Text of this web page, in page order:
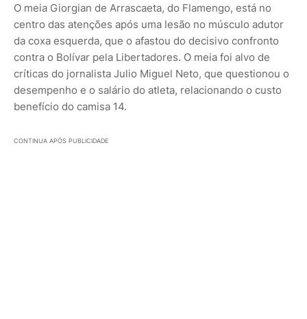
O meia Giorgian de Arrascaeta, do Flamengo, está no
centro das atenções após uma lesão no músculo adutor
da coxa esquerda, que o afastou do decisivo confronto
contra o Bolívar pela Libertadores. O meia foi alvo de
críticas do jornalista Julio Miguel Neto, que questionou o
desempenho e o salário do atleta, relacionando o custo
benefício do camisa 14.
CONTINUA APÓS PUBLICIDADE